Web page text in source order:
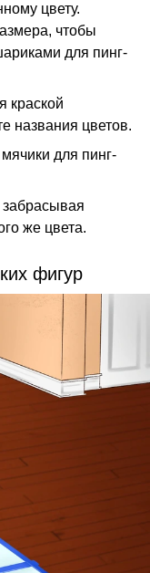
цвету.
чтобы
для пинг-
краской
названия цветов.
для пинг-
забрасывая
же цвета.
фигур